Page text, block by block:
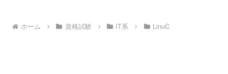
ホーム 資格試験 IT系 LinuC